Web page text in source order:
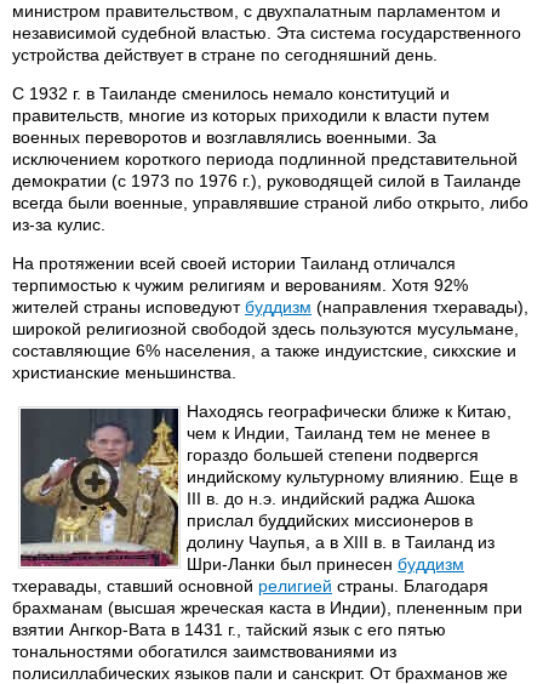
министром правительством, с двухпалатным парламентом и
независимой судебной властью. Эта система государственного
устройства действует в стране по сегодняшний день.
С 1932 г. в Таиланде сменилось немало конституций и
правительств, многие из которых приходили к власти путем
военных переворотов и возглавлялись военными. За
исключением короткого периода подлинной представительной
демократии (с 1973 по 1976 г.), руководящей силой в Таиланде
всегда были военные, управлявшие страной либо открыто, либо
из-за кулис.
На протяжении всей своей истории Таиланд отличался
терпимостью к чужим религиям и верованиям. Хотя 92%
жителей страны исповедуютбуддизм (направления тхеравады),
широкой религиозной свободой здесь пользуются мусульмане,
составляющие 6% населения, а также индуистские, сикхские и
христианские меньшинства.
Находясь географически ближе к Китаю,
чем к Индии, Таиланд тем не менее в
гораздо большей степени подвергся
индийскому культурному влиянию. Еще в
III в. до н.э. индийский раджа Ашока
прислал буддийских миссионеров в
долину Чаупья, а в XIII в. в Таиланд из
Шри-Ланки был принесен буддизм
тхеравады, ставший основной религией страны. Благодаря
брахманам (высшая жреческая каста в Индии), плененным при
взятии Ангкор-Вата в 1431 г., тайский язык с его пятью
тональностями обогатился заимствованиями из
полисиллабических языков пали и санскрит. От брахманов же